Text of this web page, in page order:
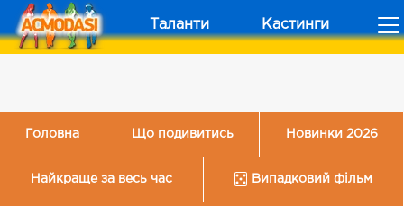
Таланти Кастинги
Головна Що подивитись Новинки 2026
Найкраще за весь час Випадковий фільм